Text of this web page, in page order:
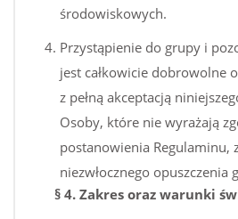
środowiskowych.
Przystąpienie do grupy i
jest całkowicie dobrowolne
z pełną akceptacją
Osoby, które nie wyrażają
postanowienia Regulaminu,
niezwłocznego opuszczenia
§ 4. Zakres oraz warunki